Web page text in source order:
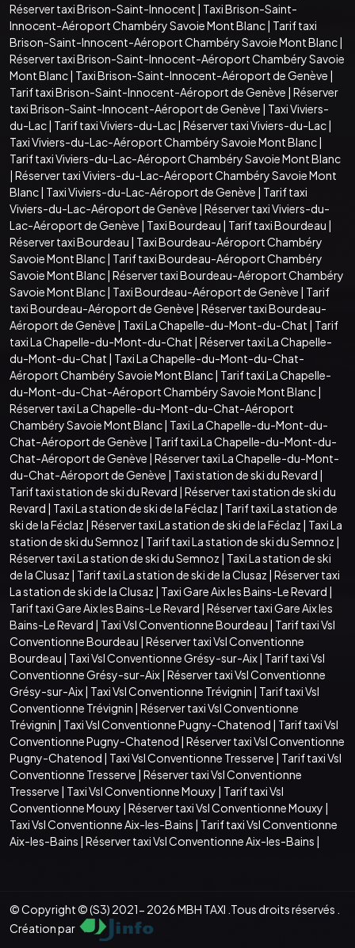
Réserver taxi Brison-Saint-Innocent | Taxi Brison-Saint-
Innocent-Aéroport Chambéry Savoie Mont Blanc| Tarif taxi
Brison-Saint-Innocent-Aéroport Chambéry Savoie Mont Blanc|
Réserver taxi Brison-Saint-Innocent-Aéroport Chambéry Savoie
Mont Blanc| Taxi Brison-Saint-Innocent-Aéroport de Genève |
Tarif taxi Brison-Saint-Innocent-Aéroport de Genève | Réserver
taxi Brison-Saint-Innocent-Aéroport de Genève | Taxi Viviers-
du-Lac| Tarif taxi Viviers-du-Lac| Réserver taxi Viviers-du-Lac|
Taxi Viviers-du-Lac-Aéroport Chambéry Savoie Mont Blanc|
Tarif taxi Viviers-du-Lac-Aéroport Chambéry Savoie Mont Blanc
| Réserver taxi Viviers-du-Lac-Aéroport Chambéry Savoie Mont
Blanc| Taxi Viviers-du-Lac-Aéroport de Genève | Tarif taxi
Viviers-du-Lac-Aéroport de Genève | Réserver taxi Viviers-du-
Lac-Aéroport de Genève | Taxi Bourdeau | Tarif taxi Bourdeau |
Réserver taxi Bourdeau | Taxi Bourdeau-Aéroport Chambéry
Savoie Mont Blanc| Tarif taxi Bourdeau-Aéroport Chambéry
Savoie Mont Blanc| Réserver taxi Bourdeau-Aéroport Chambéry
Savoie Mont Blanc| Taxi Bourdeau-Aéroport de Genève | Tarif
taxi Bourdeau-Aéroport de Genève | Réserver taxi Bourdeau-
Aéroport de Genève | Taxi La Chapelle-du-Mont-du-Chat | Tarif
taxi La Chapelle-du-Mont-du-Chat | Réserver taxi La Chapelle-
du-Mont-du-Chat | Taxi La Chapelle-du-Mont-du-Chat-
Aéroport Chambéry Savoie Mont Blanc| Tarif taxi La Chapelle-
du-Mont-du-Chat-Aéroport Chambéry Savoie Mont Blanc|
Réserver taxi La Chapelle-du-Mont-du-Chat-Aéroport
Chambéry Savoie Mont Blanc| Taxi La Chapelle-du-Mont-du-
Chat-Aéroport de Genève | Tarif taxi La Chapelle-du-Mont-du-
Chat-Aéroport de Genève | Réserver taxi La Chapelle-du-Mont-
du-Chat-Aéroport de Genève | Taxi station de ski du Revard |
Tarif taxi station de ski du Revard | Réserver taxi station de ski du
Revard | Taxi La station de ski de la Féclaz | Tarif taxi La station de
ski de la Féclaz | Réserver taxi La station de ski de la Féclaz | Taxi La
station de ski du Semnoz | Tarif taxi La station de ski du Semnoz |
Réserver taxi La station de ski du Semnoz | Taxi La station de ski
de la Clusaz | Tarif taxi La station de ski de la Clusaz | Réserver taxi
La station de ski de la Clusaz | Taxi Gare Aix les Bains-Le Revard |
Tarif taxi Gare Aix les Bains-Le Revard | Réserver taxi Gare Aix les
Bains-Le Revard | Taxi Vsl Conventionne Bourdeau | Tarif taxi Vsl
Conventionne Bourdeau | Réserver taxi Vsl Conventionne
Bourdeau | Taxi Vsl Conventionne Grésy-sur-Aix| Tarif taxi Vsl
Conventionne Grésy-sur-Aix| Réserver taxi Vsl Conventionne
Grésy-sur-Aix| Taxi Vsl Conventionne Trévignin | Tarif taxi Vsl
Conventionne Trévignin | Réserver taxi Vsl Conventionne
Trévignin | Taxi Vsl Conventionne Pugny-Chatenod | Tarif taxi Vsl
Conventionne Pugny-Chatenod | Réserver taxi Vsl Conventionne
Pugny-Chatenod | Taxi Vsl Conventionne Tresserve | Tarif taxi Vsl
Conventionne Tresserve | Réserver taxi Vsl Conventionne
Tresserve | Taxi Vsl Conventionne Mouxy | Tarif taxi Vsl
Conventionne Mouxy | Réserver taxi Vsl Conventionne Mouxy |
Taxi Vsl Conventionne Aix-les-Bains | Tarif taxi Vsl Conventionne
Aix-les-Bains | Réserver taxi Vsl Conventionne Aix-les-Bains |
© Copyright © (S3) 2021- 2026 MBH TAXI .Tous droits réservés .
Création par